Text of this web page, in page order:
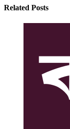
Related Posts